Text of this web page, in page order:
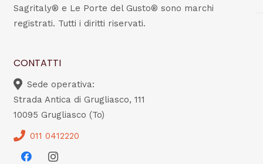
Sagritaly® e Le Porte del Gusto® sono marchi
registrati. Tutti i diritti riservati.
CONTATTI
Sede operativa:
Strada Antica di Grugliasco, 111
10095 Grugliasco (To)
011 0412220